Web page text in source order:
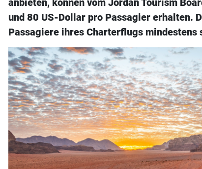
anbieten, können vom Jordan Tourism
und 80 US-Dollar pro Passagier erhalten.
Passagiere ihres Charterflugs mindestens